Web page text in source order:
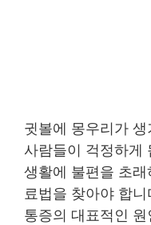
귓볼에 몽우리가
사람들이 걱정하게
생활에 불편을 초
료법을 찾아야 합
통증의 대표적인